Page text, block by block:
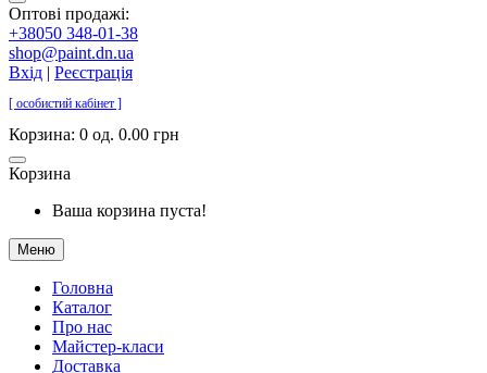
Оптові продажі:
+38050 348-01-38
shop@paint.dn.ua
Вхід | Реєстрація
[ особистий кабінет ]
Корзина: 0 од. 0.00 грн
Корзина
Ваша корзина пуста!
Меню
Головна
Каталог
Про нас
Майстер-класи
Доставка